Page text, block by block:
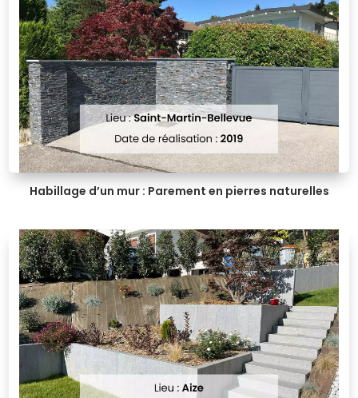
Habillage d’un mur : Parement en pierres naturelles